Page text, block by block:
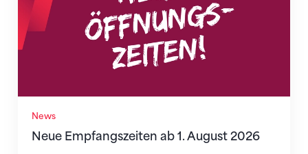
News
Neue Empfangszeiten ab 1. August 2026